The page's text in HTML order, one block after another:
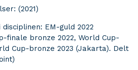
(2021)
EM-guld 2022
finale bronze 2022, World Cup-
Cup-bronze 2023 (Jakarta). Delt